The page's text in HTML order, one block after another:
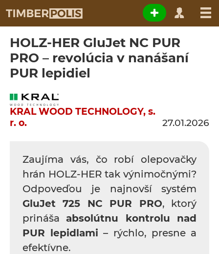
HOLZ-HER GluJet NC PUR
PRO – revolúcia v nanášaní
PUR lepidiel
KRAL WOOD TECHNOLOGY, s.
r. o.
27.01.2026
Zaujíma vás, čo robí olepovačky
hrán HOLZ-HER tak výnimočnými?
Odpoveďou je najnovší systém
GluJet 725 NC PUR PRO, ktorý
prinášaabsolútnu kontrolu nad
PUR lepidlami – rýchlo, presne a
efektívne.